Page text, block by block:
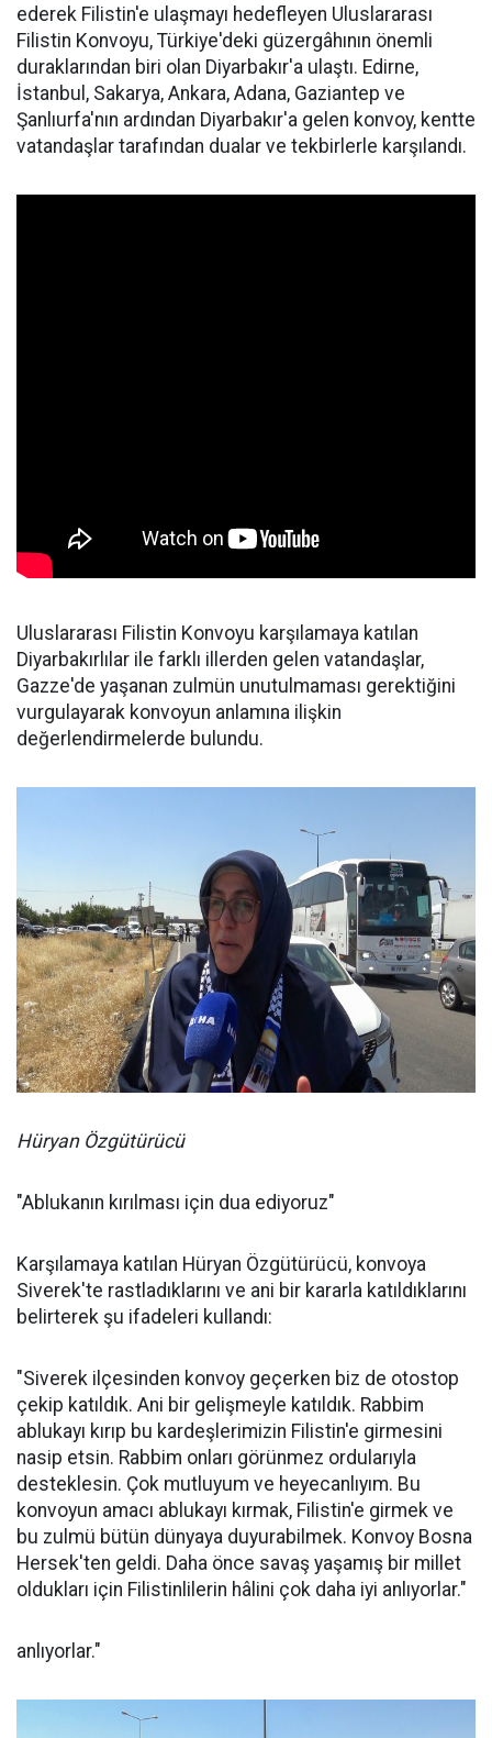
ederek Filistin'e ulaşmayı hedefleyen Uluslararası
Filistin Konvoyu, Türkiye'deki güzergâhının önemli
duraklarından biri olan Diyarbakır'a ulaştı. Edirne,
İstanbul, Sakarya, Ankara, Adana, Gaziantep ve
Şanlıurfa'nın ardından Diyarbakır'a gelen konvoy, kentte
vatandaşlar tarafından dualar ve tekbirlerle karşılandı.
Uluslararası Filistin Konvoyu karşılamaya katılan
Diyarbakırlılar ile farklı illerden gelen vatandaşlar,
Gazze'de yaşanan zulmün unutulmaması gerektiğini
vurgulayarak konvoyun anlamına ilişkin
değerlendirmelerde bulundu.
Hüryan Özgütürücü
"Ablukanın kırılması için dua ediyoruz"
Karşılamaya katılan Hüryan Özgütürücü, konvoya
Siverek'te rastladıklarını ve ani bir kararla katıldıklarını
belirterek şu ifadeleri kullandı:
"Siverek ilçesinden konvoy geçerken biz de otostop
çekip katıldık. Ani bir gelişmeyle katıldık. Rabbim
ablukayı kırıp bu kardeşlerimizin Filistin'e girmesini
nasip etsin. Rabbim onları görünmez ordularıyla
desteklesin. Çok mutluyum ve heyecanlıyım. Bu
konvoyun amacı ablukayı kırmak, Filistin'e girmek ve
bu zulmü bütün dünyaya duyurabilmek. Konvoy Bosna
Hersek'ten geldi. Daha önce savaş yaşamış bir millet
oldukları için Filistinlilerin hâlini çok daha iyi anlıyorlar."
anlıyorlar."